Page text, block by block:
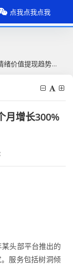
势盘点：5个月增长300%的3个数字化变现路径
月增长300%
头部平台推出的
服务包括树洞倾
点我点我点我